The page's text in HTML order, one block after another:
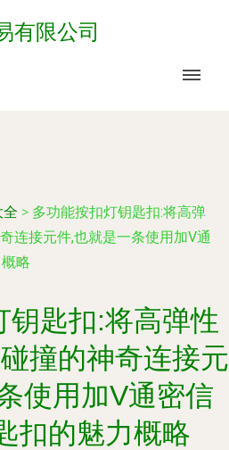
有限公司
全 > 多功能按扣灯钥匙扣:将高弹
连接元件,也就是一条使用加V通
略
钥匙扣:将高弹性
撞的神奇连接元
使用加V通密信
扣的魅力概略